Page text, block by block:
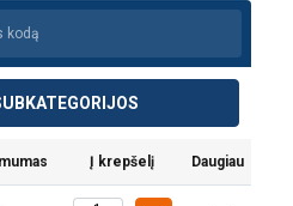
Į krepšelį Daugiau